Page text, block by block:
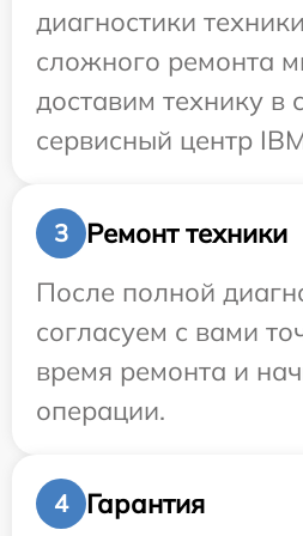
диагностики
сложного ремонта
доставим технику в
сервисный центр
3
Ремонт техники
После полной
согласуем с вами
время ремонта и
операции.
4
Гарантия